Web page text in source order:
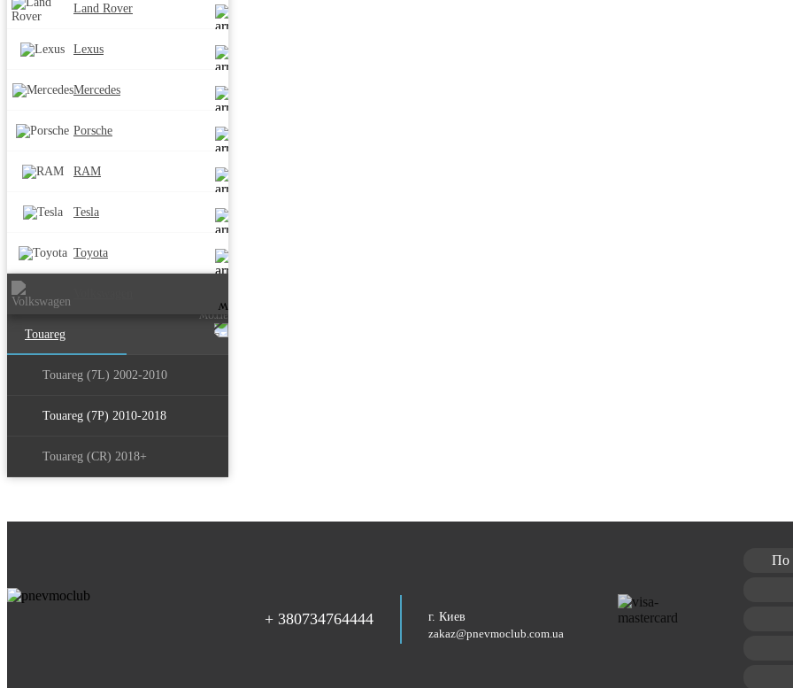
Land Rover
Lexus
Mercedes
Porsche
RAM
Tesla
Toyota
Touareg
Touareg (7L) 2002-2010
Touareg (7P) 2010-2018
Touareg (CR) 2018+
+ 380734764444
г. Киев
zakaz@pnevmoclub.com.ua
По